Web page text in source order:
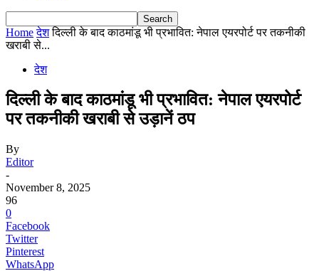
Home देश दिल्ली के बाद काठमांडू भी प्रभावित: नेपाल एयरपोर्ट पर तकनीकी
खराबी से...
देश
दिल्ली के बाद काठमांडू भी प्रभावित: नेपाल एयरपोर्ट
पर तकनीकी खराबी से उड़ानें ठप
By
Editor
-
November 8, 2025
96
0
Facebook
Twitter
Pinterest
WhatsApp